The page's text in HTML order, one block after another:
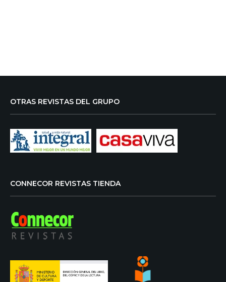
OTRAS REVISTAS DEL GRUPO
CONNECOR REVISTAS TIENDA